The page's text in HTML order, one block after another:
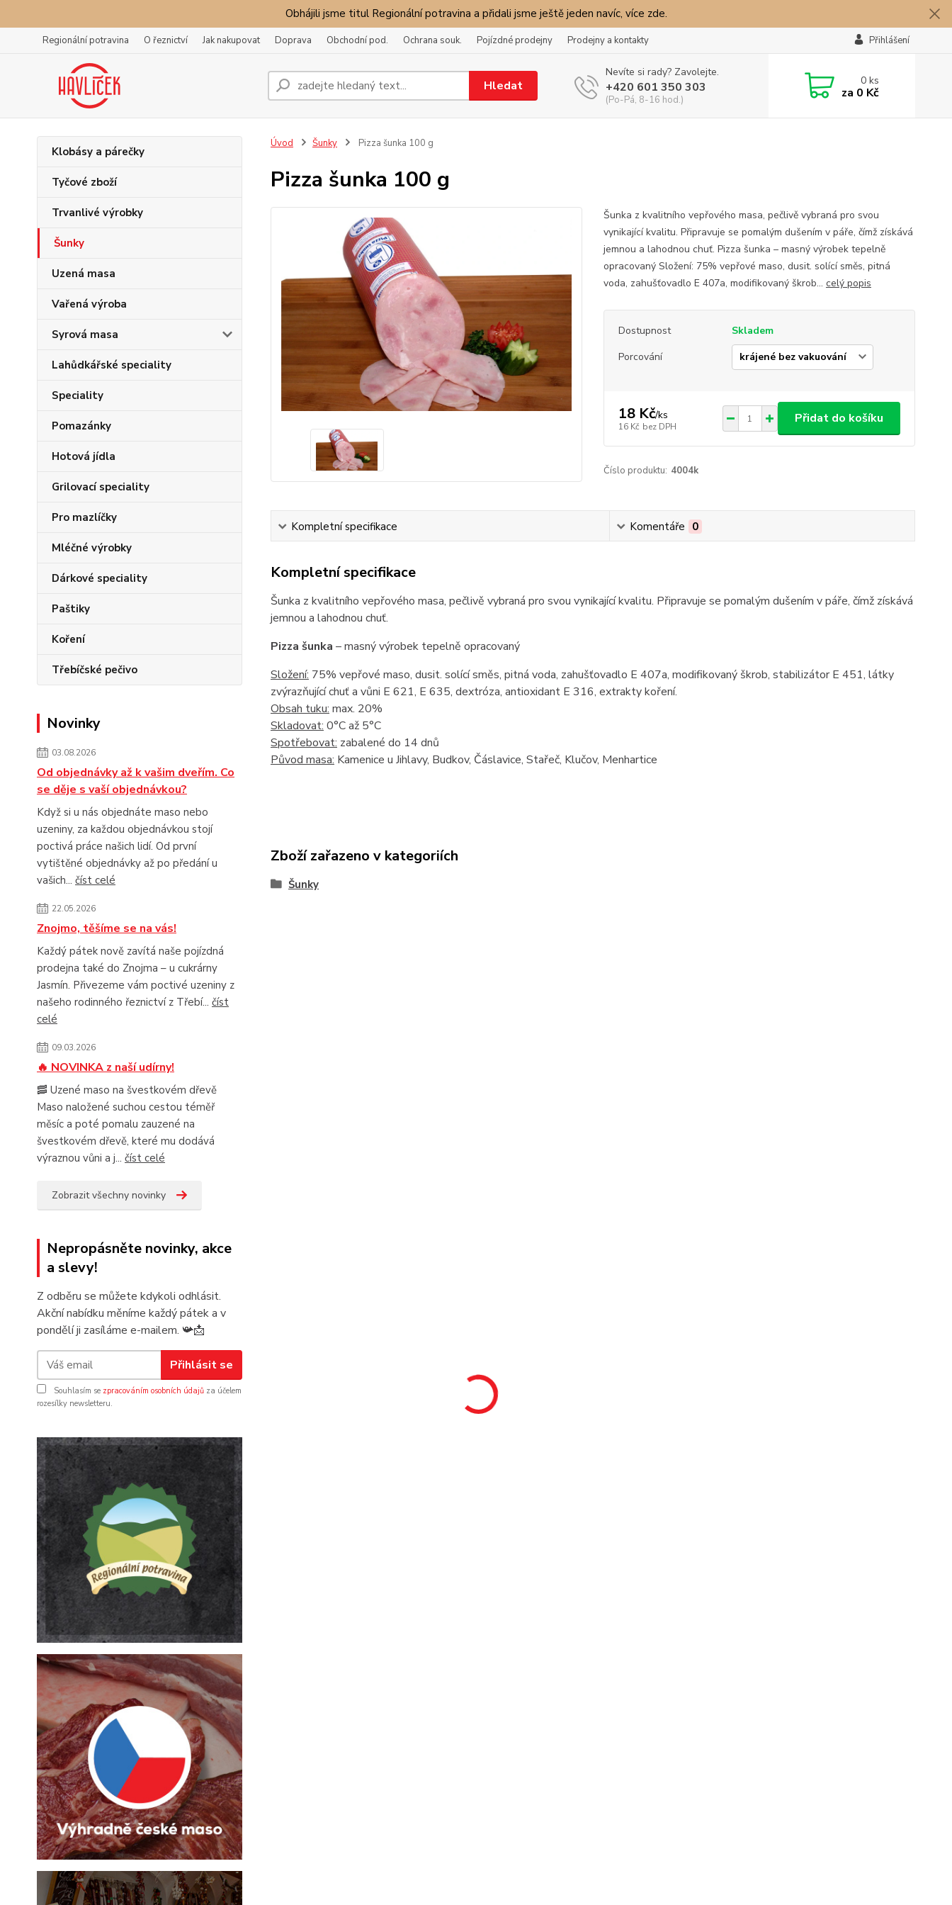
Obhájili jsme titul Regionální potravina a přidali jsme ještě jeden navíc, více zde.
Regionální potravina O řeznictví Jak nakupovat Doprava Obchodní pod. Ochrana souk. Pojízdné prodejny Prodejny a kontakty Přihlášení
Hledat
Nevíte si rady? Zavolejte.
+420 601 350 303
(Po-Pá, 8-16 hod.)
0ks
za 0 Kč
Klobásy a párečky
Tyčové zboží
Trvanlivé výrobky
Šunky
Uzená masa
Vařená výroba
Syrová masa
Lahůdkářské speciality
Speciality
Pomazánky
Hotová jídla
Grilovací speciality
Pro mazlíčky
Mléčné výrobky
Dárkové speciality
Paštiky
Koření
Třebíčské pečivo
Novinky
03.08.2026
Od objednávky až k vašim dveřím. Co
se děje s vaší objednávkou?
Když si u nás objednáte maso nebo
uzeniny, za každou objednávkou stojí
poctivá práce našich lidí. Od první
vytištěné objednávky až po předání u
vašich... číst celé
22.05.2026
Znojmo, těšíme se na vás!
Každý pátek nově zavítá naše pojízdná
prodejna také do Znojma – u cukrárny
Jasmín. Přivezeme vám poctivé uzeniny z
našeho rodinného řeznictví z Třebí... číst
celé
09.03.2026
🔥 NOVINKA z naší udírny!
🥓 Uzené maso na švestkovém dřevě
Maso naložené suchou cestou téměř
měsíc a poté pomalu zauzené na
švestkovém dřevě, které mu dodává
výraznou vůni a j... číst celé
Zobrazit všechny novinky
Nepropásněte novinky, akce
a slevy!
Z odběru se můžete kdykoli odhlásit.
Akční nabídku měníme každý pátek a v
pondělí ji zasíláme e-mailem. 📯📩
Přihlásit se
Souhlasím se zpracováním osobních údajů za účelem
rozesílky newsletteru.
Úvod Šunky Pizza šunka 100 g
Pizza šunka 100 g
Šunka z kvalitního vepřového masa, pečlivě vybraná pro svou
vynikající kvalitu. Připravuje se pomalým dušením v páře, čímž získává
jemnou a lahodnou chuť. Pizza šunka – masný výrobek tepelně
opracovaný Složení: 75% vepřové maso, dusit. solící směs, pitná
voda, zahušťovadlo E 407a, modifikovaný škrob... celý popis
Dostupnost
Skladem
Porcování
18 Kč/ks
16 Kč bez DPH
Přidat do košíku
Číslo produktu: 4004k
Kompletní specifikace Komentáře 0
Kompletní specifikace
Šunka z kvalitního vepřového masa, pečlivě vybraná pro svou vynikající kvalitu. Připravuje se pomalým dušením v páře, čímž získává
jemnou a lahodnou chuť.
Pizza šunka – masný výrobek tepelně opracovaný
Složení: 75% vepřové maso, dusit. solící směs, pitná voda, zahušťovadlo E 407a, modifikovaný škrob, stabilizátor E 451, látky
zvýrazňující chuť a vůni E 621, E 635, dextróza, antioxidant E 316, extrakty koření.
Obsah tuku: max. 20%
Skladovat: 0°C až 5°C
Spotřebovat: zabalené do 14 dnů
Původ masa: Kamenice u Jihlavy, Budkov, Čáslavice, Stařeč, Klučov, Menhartice
Zboží zařazeno v kategoriích
Šunky